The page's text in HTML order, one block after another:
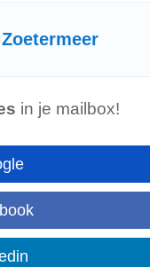
eenverkoopmedewerker
bij C&A en ben jij een
Zoetermeer
in je mailbox!